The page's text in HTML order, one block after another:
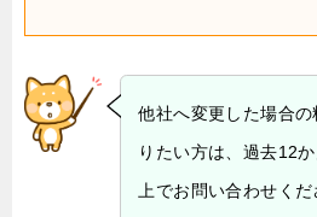
他社へ変更した場合
りたい方は、過去12
上でお問い合わせく